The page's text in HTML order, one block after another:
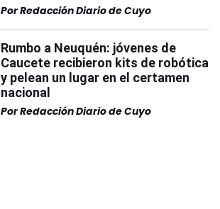
PorRedacción Diario de Cuyo
Rumbo a Neuquén: jóvenes de
Caucete recibieron kits de robótica
y pelean un lugar en el certamen
nacional
PorRedacción Diario de Cuyo